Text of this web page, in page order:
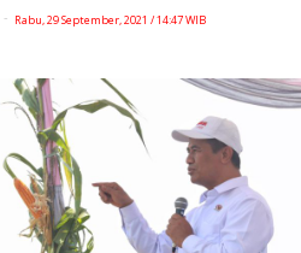
- Rabu, 29 September, 2021 / 14:47 WIB